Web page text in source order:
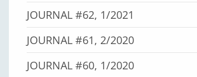
JOURNAL #62, 1/2021
JOURNAL #61, 2/2020
JOURNAL #60, 1/2020